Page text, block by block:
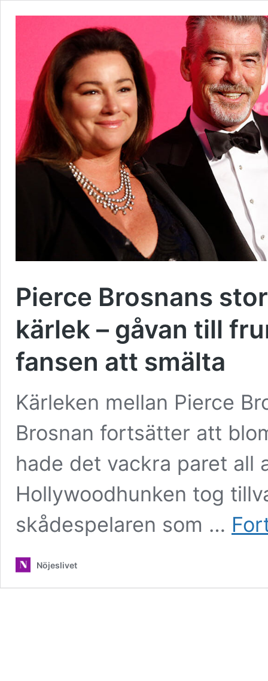
Pierce Brosnans
kärlek – gåvan till
fansen att smälta
Kärleken mellan Pierce
Brosnan fortsätter att
hade det vackra paret all
Hollywoodhunken tog
skådespelaren som …
Nöjeslivet